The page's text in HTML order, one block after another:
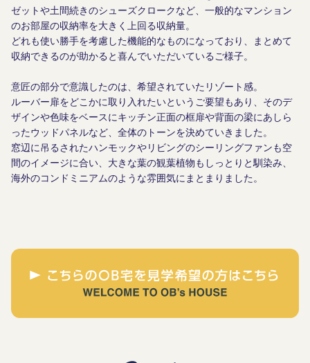
ゼットや土間続きのシューズクロークなど、一般的なマンション
のお部屋の収納率を大きく上回る収納量。
どれも使い勝手を考慮した機能的なものになっており、まとめて
収納できるのが助かると喜んでいただいているご様子。
意匠の部分で意識したのは、希望されていたリゾート感。
ルーバー扉をどこかに取り入れたいというご要望もあり、そのデ
ザインや色味をベースにキッチン正面の框扉や背面の梁にあしら
ったウッドパネルなど、全体のトーンを決めていきました。
窓辺に吊るされたハンモックやリビングのシーリングファンも空
間のイメージに合い、大きな葉の観葉植物もしっとりと馴染み、
海外のコンドミニアムのような雰囲気にまとまりました。